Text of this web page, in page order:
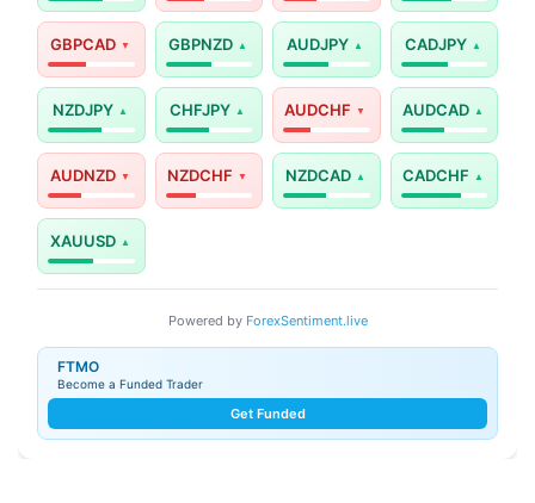
GBPCAD GBPNZD AUDJPY CADJPY
NZDJPY CHFJPY AUDCHF AUDCAD
AUDNZD NZDCHF NZDCAD CADCHF
XAUUSD
Powered by ForexSentiment.live
FTMO
Become a Funded Trader
Get Funded